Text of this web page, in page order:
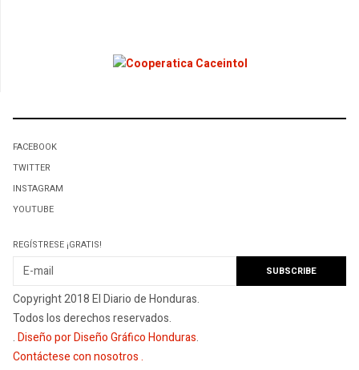
FACEBOOK
TWITTER
INSTAGRAM
YOUTUBE
REGÍSTRESE ¡GRATIS!
Copyright 2018 El Diario de Honduras.
Todos los derechos reservados.
.Diseño por Diseño Gráfico Honduras.
Contáctese con nosotros.